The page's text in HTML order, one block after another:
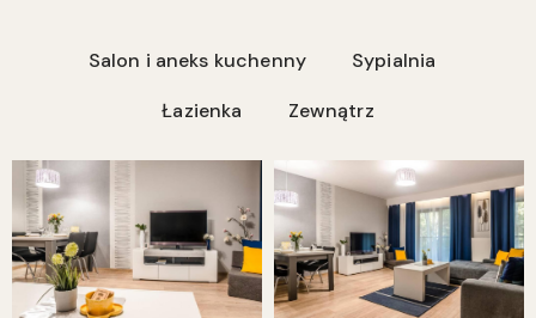
Salon i aneks kuchenny
Sypialnia
Łazienka
Zewnątrz